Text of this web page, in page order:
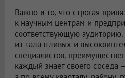
Важно и то, что строгая
к научным центрам и
соответствующую
из талантливых и
специалистов,
каждый знает своего соседа